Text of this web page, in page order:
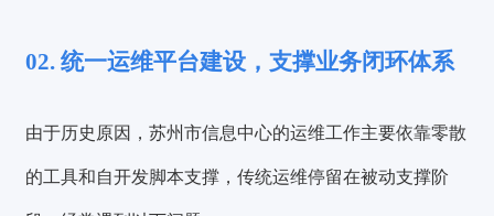
02. 统一运维平台建设，支撑业务闭环体系
由于历史原因，苏州市信息中心的运维工作主要依靠零散
的工具和自开发脚本支撑，传统运维停留在被动支撑阶